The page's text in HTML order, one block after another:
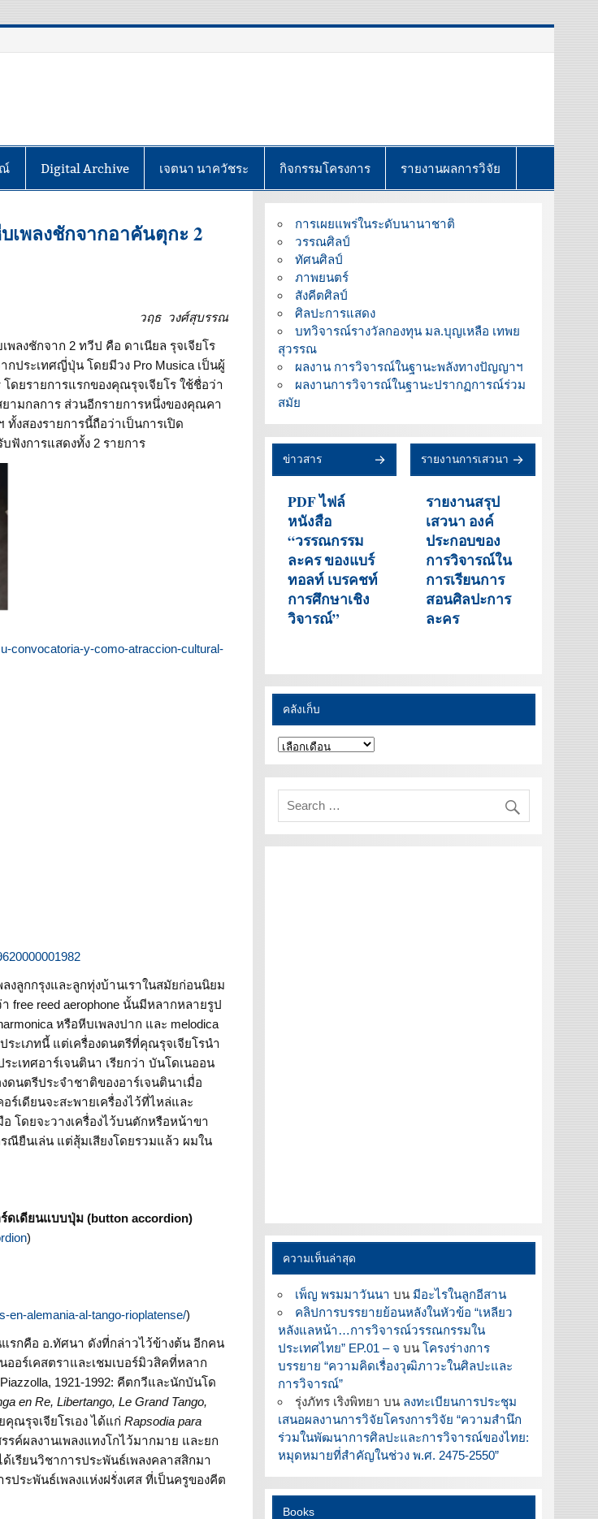
Digital Archive เจตนา นาควัชระ กิจกรรมโครงการ รายงานผลการวิจัย
บเพลงชักจากอาคันตุกะ 2
วฤธ วงศ์สุบรรณ
ลงชักจาก 2 ทวีป คือ ดาเนียล รุจเจียโร
กประเทศญี่ปุ่น โดยมีวง Pro Musica เป็นผู้
ดยรายการแรกของคุณรุจเจียโร ใช้ชื่อว่า
ยามกลการ ส่วนอีกรายการหนึ่งของคุณคา
ทั้งสองรายการนี้ถือว่าเป็นการเปิด
ฟังการแสดงทั้ง 2 รายการ
convocatoria-y-como-atraccion-cultural-
งลูกกรุงและลูกทุ่งบ้านเราในสมัยก่อนนิยม
free reed aerophone นั้นมีหลากหลายรูป
หรือหีบเพลงปาก และ melodica
ะเภทนี้ แต่เครื่องดนตรีที่คุณรุจเจียโรนำ
เทศอาร์เจนตินา เรียกว่า บันโดเนออน
ดนตรีประจำชาติของอาร์เจนตินาเมื่อ
เดียนจะสะพายเครื่องไว้ที่ไหล่และ
โดยจะวางเครื่องไว้บนตักหรือหน้าขา
รณียืนเล่น แต่สุ้มเสียงโดยรวมแล้ว ผมใน
ดเดียนแบบปุ่ม (button accordion)
)
en-alemania-al-tango-rioplatense/)
รกคือ อ.ทัศนา ดังที่กล่าวไว้ข้างต้น อีกคน
อร์เคสตราและเชมเบอร์มิวสิคที่หลาก
1921-1992: คีตกวีและนักบันโด
en Re, Libertango, Le Grand Tango,
คุณรุจเจียโรเอง ได้แก่Rapsodia para
ค์ผลงานเพลงแทงโกไว้มากมาย และยก
เรียนวิชาการประพันธ์เพลงคลาสสิกมา
ประพันธ์เพลงแห่งฝรั่งเศส ที่เป็นครูของคีต
การเผยแพร่ในระดับนานาชาติ
วรรณศิลป์
ทัศนศิลป์
ภาพยนตร์
สังคีตศิลป์
ศิลปะการแสดง
บทวิจารณ์รางวัลกองทุน มล.บุญเหลือ เทพย
สุวรรณ
ผลงาน การวิจารณ์ในฐานะพลังทางปัญญาฯ
ผลงานการวิจารณ์ในฐานะปรากฏการณ์ร่วม
สมัย
ข่าวสาร
PDF ไฟล์
หนังสือ
“วรรณกรรม
ละคร ของแบร์
ทอลท์ เบรคชท์
การศึกษาเชิง
วิจารณ์”
รายงานการเสวนา
รายงานสรุป
เสวนา องค์
ประกอบของ
การวิจารณ์ใน
การเรียนการ
สอนศิลปะการ
ละคร
คลังเก็บ
คลัง
เก็บ
ความเห็นล่าสุด
เพ็ญ พรมมาวันนา บน มีอะไรในลูกอีสาน
คลิปการบรรยายย้อนหลังในหัวข้อ “เหลียว
หลังแลหน้า…การวิจารณ์วรรณกรรมใน
ประเทศไทย” EP.01 – จ บน โครงร่างการ
บรรยาย “ความคิดเรื่องวุฒิภาวะในศิลปะและ
การวิจารณ์”
รุ่งภัทร เริงพิทยา บน ลงทะเบียนการประชุม
เสนอผลงานการวิจัยโครงการวิจัย “ความสำนึก
ร่วมในพัฒนาการศิลปะและการวิจารณ์ของไทย:
หมุดหมายที่สำคัญในช่วง พ.ศ. 2475-2550”
Books